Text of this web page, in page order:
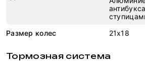
Размер колес
21x18
Тормозная система